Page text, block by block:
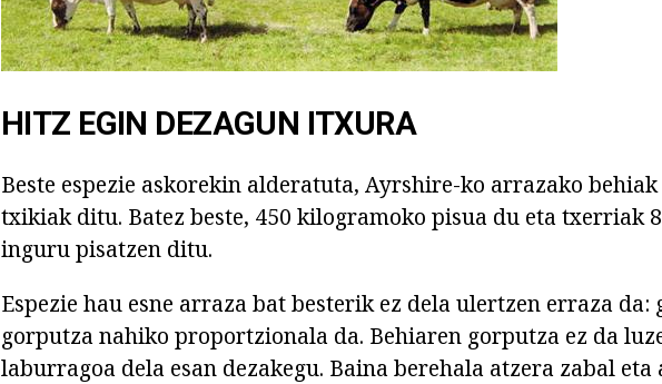
HITZ EGIN DEZAGUN ITXURA
Beste espezie askorekin alderatuta, Ayrshire-ko arrazako
txikiak ditu. Batez beste, 450 kilogramoko pisua du eta txerriak
inguru pisatzen ditu.
Espezie hau esne arraza bat besterik ez dela ulertzen erraza da:
gorputza nahiko proportzionala da. Behiaren gorputza ez da
laburragoa dela esan dezakegu. Baina berehala atzera zabal